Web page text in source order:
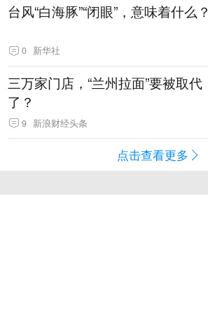
台风“白海豚”“闭眼”，意味着什么？
0 新华社
三万家门店，“兰州拉面”要被取代
了？
9 新浪财经头条
点击查看更多